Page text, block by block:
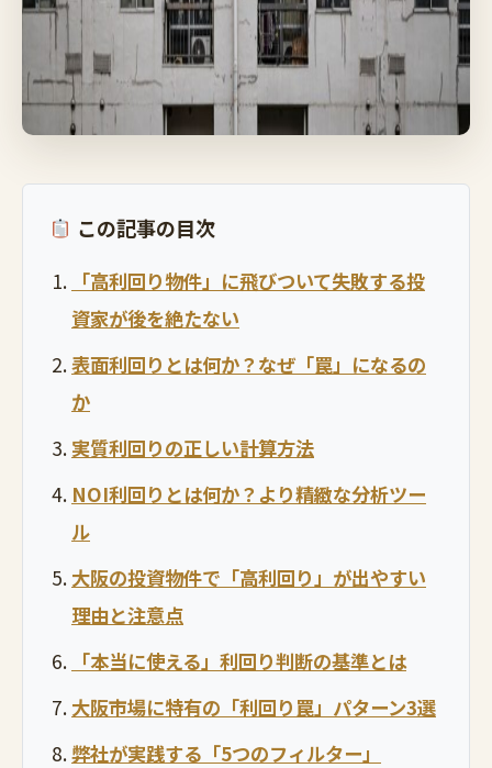
この記事の目次
「高利回り物件」に飛びついて失敗する投
資家が後を絶たない
表面利回りとは何か？なぜ「罠」になるの
か
実質利回りの正しい計算方法
NOI利回りとは何か？より精緻な分析ツー
ル
大阪の投資物件で「高利回り」が出やすい
理由と注意点
「本当に使える」利回り判断の基準とは
大阪市場に特有の「利回り罠」パターン3選
弊社が実践する「5つのフィルター」